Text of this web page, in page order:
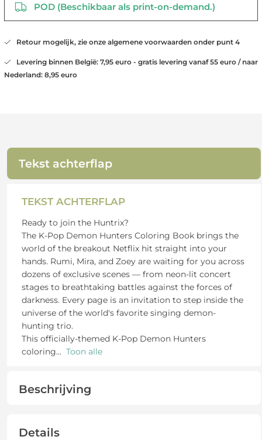
POD (Beschikbaar als print-on-demand.)
Retour mogelijk, zie onze algemene voorwaarden onder punt 4
Levering binnen België: 7,95 euro - gratis levering vanaf 55 euro / naar
Nederland: 8,95 euro
Tekst achterflap
TEKST ACHTERFLAP
Ready to join the Huntrix?
The K-Pop Demon Hunters Coloring Book brings the
world of the breakout Netflix hit straight into your
hands. Rumi, Mira, and Zoey are waiting for you across
dozens of exclusive scenes — from neon-lit concert
stages to breathtaking battles against the forces of
darkness. Every page is an invitation to step inside the
universe of the world's favorite singing demon-
hunting trio.
This officially-themed K-Pop Demon Hunters
coloring... Toon alle
Beschrijving
Details